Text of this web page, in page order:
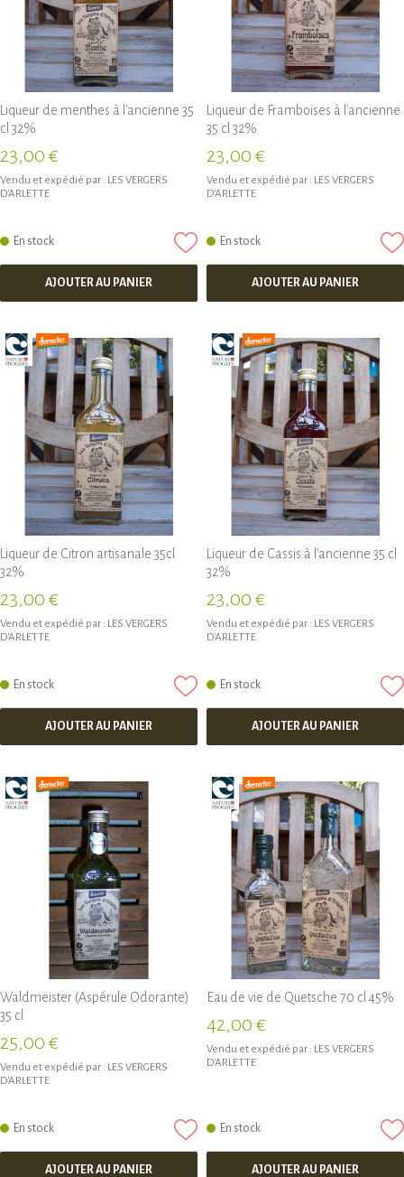
Liqueur de menthes à l'ancienne 35
cl 32%
23,00 €
Vendu et expédié par : LES VERGERS
D'ARLETTE
En stock
AJOUTER AU PANIER
Liqueur de Framboises à l'ancienne
35 cl 32%
23,00 €
Vendu et expédié par : LES VERGERS
D'ARLETTE
En stock
AJOUTER AU PANIER
Liqueur de Citron artisanale 35cl
32%
23,00 €
Vendu et expédié par : LES VERGERS
D'ARLETTE
En stock
AJOUTER AU PANIER
Liqueur de Cassis à l'ancienne 35 cl
32%
23,00 €
Vendu et expédié par : LES VERGERS
D'ARLETTE
En stock
AJOUTER AU PANIER
Waldmeister (Aspérule Odorante)
35 cl
25,00 €
Vendu et expédié par : LES VERGERS
D'ARLETTE
En stock
AJOUTER AU PANIER
Eau de vie de Quetsche 70 cl 45%
42,00 €
Vendu et expédié par : LES VERGERS
D'ARLETTE
En stock
AJOUTER AU PANIER